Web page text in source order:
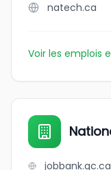
natech.ca
Voir les emplois